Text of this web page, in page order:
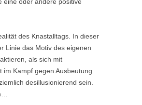
des Knastalltags. In dieser
Linie das Motiv des eigenen
als sich mit
Kampf gegen Ausbeutung
desillusionierend sein.